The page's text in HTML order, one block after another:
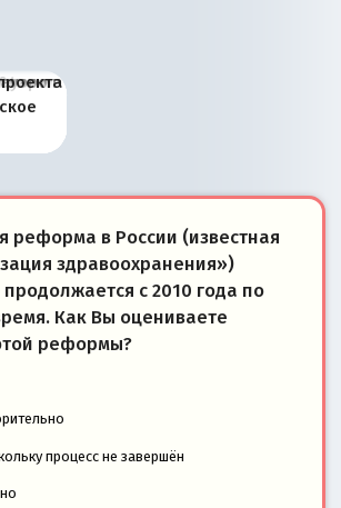
окво
и
в
её
в
реформа в России (известная
здравоохранения»)
с 2010 года по
Как Вы оцениваете
реформы?
процесс не завершён